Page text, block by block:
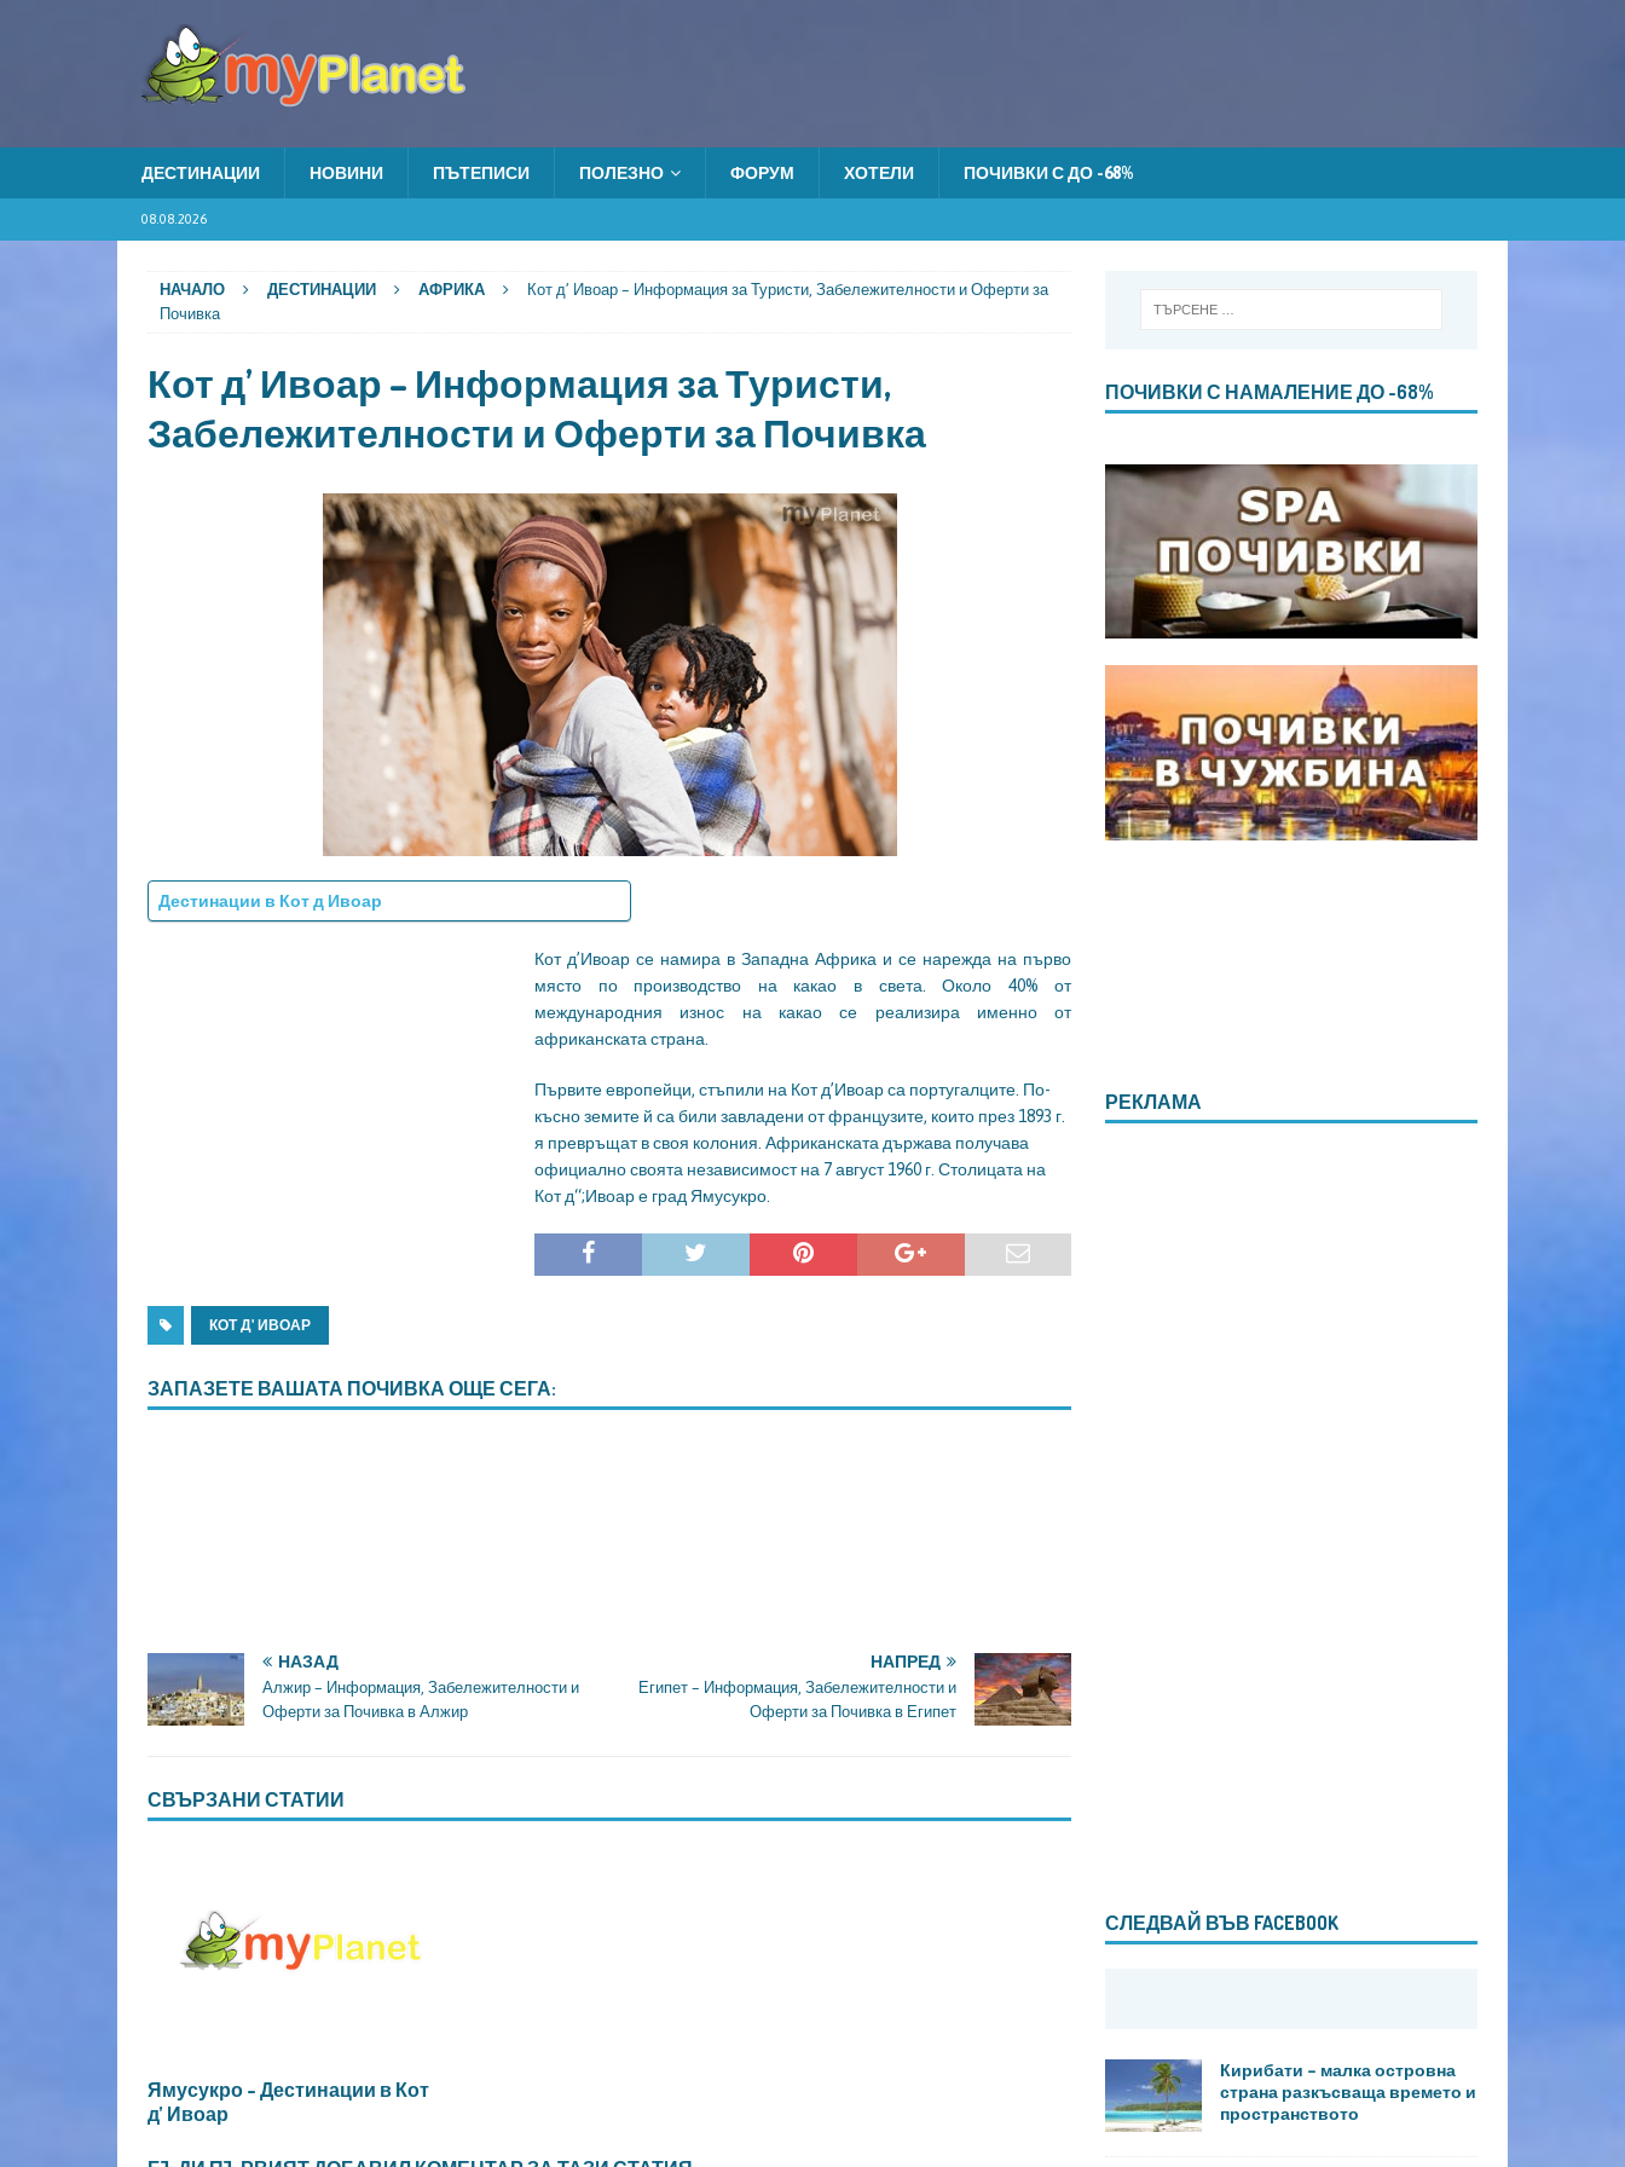
ДЕСТИНАЦИИ НОВИНИ ПЪТЕПИСИ ПОЛЕЗНО ФОРУМ ХОТЕЛИ ПОЧИВКИ С ДО -68%
08.08.2026
НАЧАЛО ДЕСТИНАЦИИ АФРИКА
Кот д’ Ивоар – Информация за Туристи, Забележителности и Оферти за
Почивка
Кот д’ Ивоар – Информация за Туристи,
Забележителности и Оферти за Почивка
Дестинации в Кот д Ивоар
Кот д’Ивоар се намира в Западна Африка и се нарежда на първо
място по производство на какао в света. Около 40% от
международния износ на какао се реализира именно от
африканската страна.
Първите европейци, стъпили на Кот д’Ивоар са португалците. По-
късно земите й са били завладени от французите, които през 1893 г.
я превръщат в своя колония. Африканската държава получава
официално своята независимост на 7 август 1960 г. Столицата на
Кот д“;Ивоар е град Ямусукро.
КОТ Д' ИВОАР
ЗАПАЗЕТЕ ВАШАТА ПОЧИВКА ОЩЕ СЕГА:
НАЗАД
Алжир – Информация, Забележителности и
Оферти за Почивка в Алжир
НАПРЕД
Египет – Информация, Забележителности и
Оферти за Почивка в Египет
СВЪРЗАНИ СТАТИИ
Ямусукро – Дестинации в Кот
д’ Ивоар
ПОЧИВКИ С НАМАЛЕНИЕ ДО -68%
РЕКЛАМА
СЛЕДВАЙ ВЪВ FACEBOOK
Кирибати – малка островна
страна разкъсваща времето и
пространството